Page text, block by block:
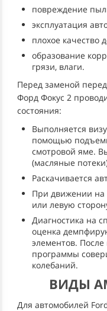
повреждение
эксплуатация
плохое качество
образование
грязи, влаги.
Перед заменой
Форд Фокус 2
состояния:
Выполняется
помощью
смотровой яме.
(масляные
Раскачивается
При движении на
или левую
Диагностика на
оценка
элементов.
программы
колебаний.
ВИДЫ
Для автомобилей